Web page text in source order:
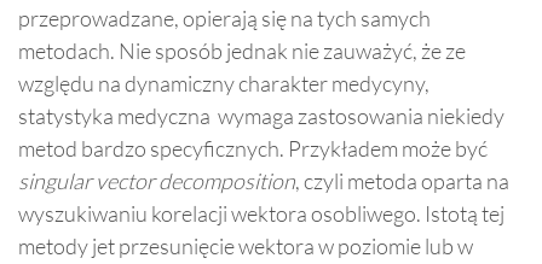
przeprowadzane, opierają się na tych samych
metodach. Nie sposób jednak nie zauważyć, że ze
względu na dynamiczny charakter medycyny,
statystyka medyczna wymaga zastosowania niekiedy
metod bardzo specyficznych. Przykładem może być
singular vector decomposition, czyli metoda oparta na
wyszukiwaniu korelacji wektora osobliwego. Istotą tej
metody jet przesunięcie wektora w poziomie lub w